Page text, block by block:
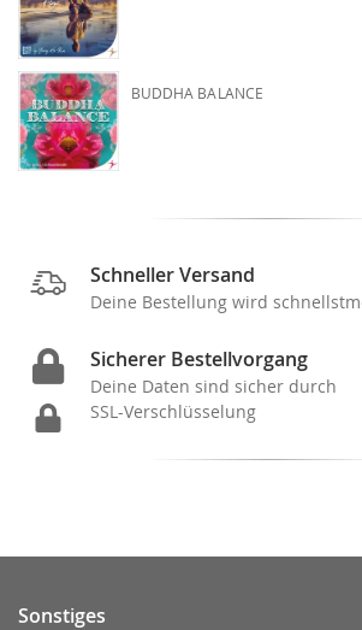
BUDDHA BALANCE
Schneller Versand
Deine Bestellung wird
Sicherer Bestellvorgang
Deine Daten sind sicher durch
SSL-Verschlüsselung
Sonstiges